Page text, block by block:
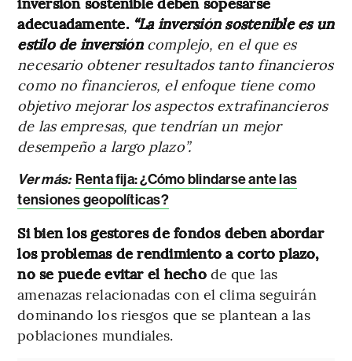
adecuadamente.“La inversión sostenible es un
estilo de inversión complejo, en el que es
necesario obtener resultados tanto financieros
como no financieros, el enfoque tiene como
objetivo mejorar los aspectos extrafinancieros
de las empresas, que tendrían un mejor
desempeño a largo plazo”.
Ver más: Renta fija: ¿Cómo blindarse ante las
tensiones geopolíticas?
Si bien los gestores de fondos deben abordar
los problemas de rendimiento a corto plazo,
no se puede evitar el hechode que las
amenazas relacionadas con el clima seguirán
dominando los riesgos que se plantean a las
poblaciones mundiales.